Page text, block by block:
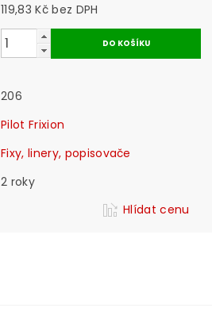
119,83 Kč bez DPH
206
Pilot Frixion
Fixy, linery, popisovače
2 roky
Hlídat cenu